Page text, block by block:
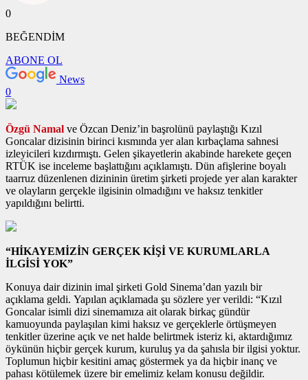
0
BEĞENDİM
ABONE OL
News
0
Özgü Namal ve Özcan Deniz’in başrolünü paylaştığı Kızıl
Goncalar dizisinin birinci kısmında yer alan kırbaçlama sahnesi
izleyicileri kızdırmıştı. Gelen şikayetlerin akabinde harekete geçen
RTÜK ise inceleme başlattığını açıklamıştı. Dün afişlerine boyalı
taarruz düzenlenen dizininin üretim şirketi projede yer alan karakter
ve olayların gerçekle ilgisinin olmadığını ve haksız tenkitler
yapıldığını belirtti.
“HİKAYEMİZİN GERÇEK KİŞİ VE KURUMLARLA
İLGİSİ YOK”
Konuya dair dizinin imal şirketi Gold Sinema’dan yazılı bir
açıklama geldi. Yapılan açıklamada şu sözlere yer verildi: “Kızıl
Goncalar isimli dizi sinemamıza ait olarak birkaç gündür
kamuoyunda paylaşılan kimi haksız ve gerçeklerle örtüşmeyen
tenkitler üzerine açık ve net halde belirtmek isteriz ki, aktardığımız
öykünün hiçbir gerçek kurum, kuruluş ya da şahısla bir ilgisi yoktur.
Toplumun hiçbir kesitini amaç göstermek ya da hiçbir inanç ve
pahası kötülemek üzere bir emelimiz kelam konusu değildir.